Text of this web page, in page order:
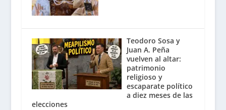
Teodoro Sosa y
Juan A. Peña
vuelven al altar:
patrimonio
religioso y
escaparate político
a diez meses de las
elecciones